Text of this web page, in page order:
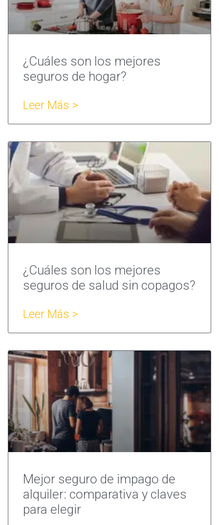
¿Cuáles son los mejores
seguros de hogar?
Leer Más >
¿Cuáles son los mejores
seguros de salud sin copagos?
Leer Más >
Mejor seguro de impago de
alquiler: comparativa y claves
para elegir